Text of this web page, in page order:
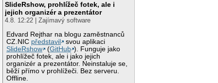
SlideRshow, prohlížeč fotek, ale i
jejich organizér a prezentátor
4.8. 12:22 | Zajímavý software
Edvard Rejthar na blogu zaměstnanců
CZ.NIC představil
svou aplikaci
SlideRshow
(GitHub ). Funguje jako
prohlížeč fotek, ale i jako jejich
organizér a prezentátor. Neinstaluje se,
běží přímo v prohlížeči. Bez serveru.
Offline.